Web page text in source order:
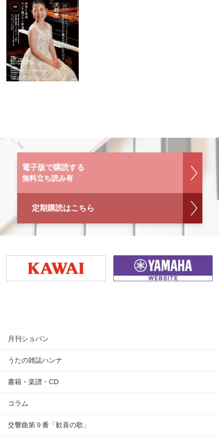
電子版で購読する
無料立ち読み有
定期購読はこちら
月刊ショパン
うたの雑誌ハンナ
書籍・楽譜・CD
コラム
交響曲第９番「歓喜の歌」